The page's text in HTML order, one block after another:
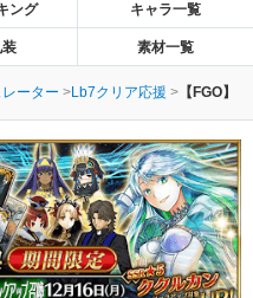
ング キャラ一覧
装 素材一覧
ーター Lb7クリア応援 【FGO】